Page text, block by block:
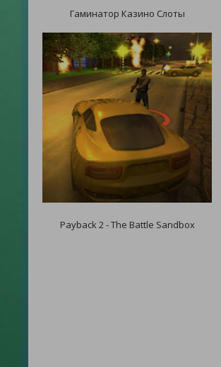
Гаминатор Казино Слоты
Payback 2 - The Battle Sandbox